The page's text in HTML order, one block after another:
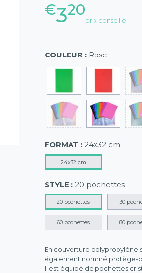
€320
prix conseillé
COULEUR : Rose
FORMAT : 24x32 cm
24x32 cm
STYLE : 20 pochettes
20 pochettes 30
60 pochettes 80
En couverture polypropylène
également nommé protège-
Il est équipé de pochettes